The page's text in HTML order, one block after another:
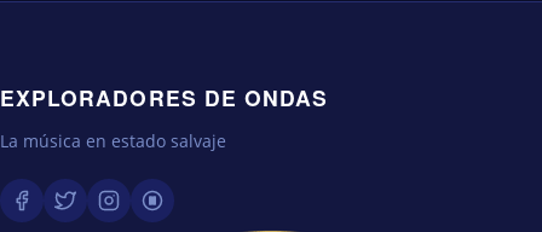
EXPLORADORES DE ONDAS
La música en estado salvaje